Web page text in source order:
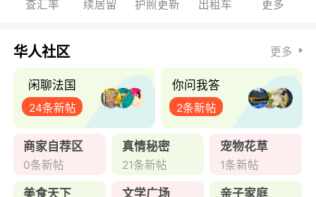
查汇率 续居留 护照更新 出租车 更多
华人社区 更多
闲聊法国
24条新帖
你问我答
2条新帖
商家自荐区
0条新帖
真情秘密
21条新帖
宠物花草
1条新帖
美食天下 文学广场 亲子家庭